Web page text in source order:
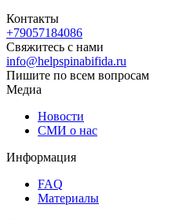
Контакты
+79057184086
Свяжитесь с нами
info@helpspinabifida.ru
Пишите по всем вопросам
Медиа
Новости
СМИ о нас
Информация
FAQ
Материалы